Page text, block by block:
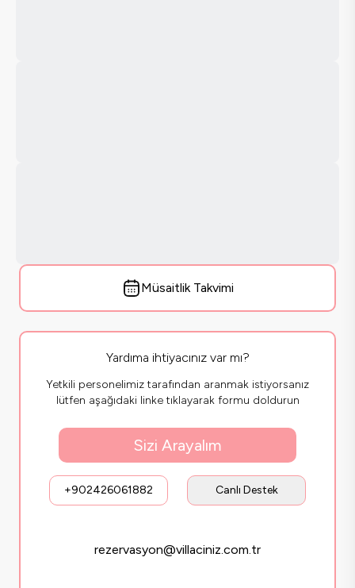
Müsaitlik Takvimi
Yardıma ihtiyacınız var mı?
Yetkili personelimiz tarafından aranmak istiyorsanız
lütfen aşağıdaki linke tıklayarak formu doldurun
Sizi Arayalım
+902426061882 Canlı Destek
rezervasyon@villaciniz.com.tr